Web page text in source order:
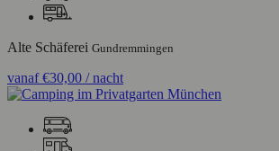
Alte Schäferei Gundremmingen
vanaf€30,00 / nacht